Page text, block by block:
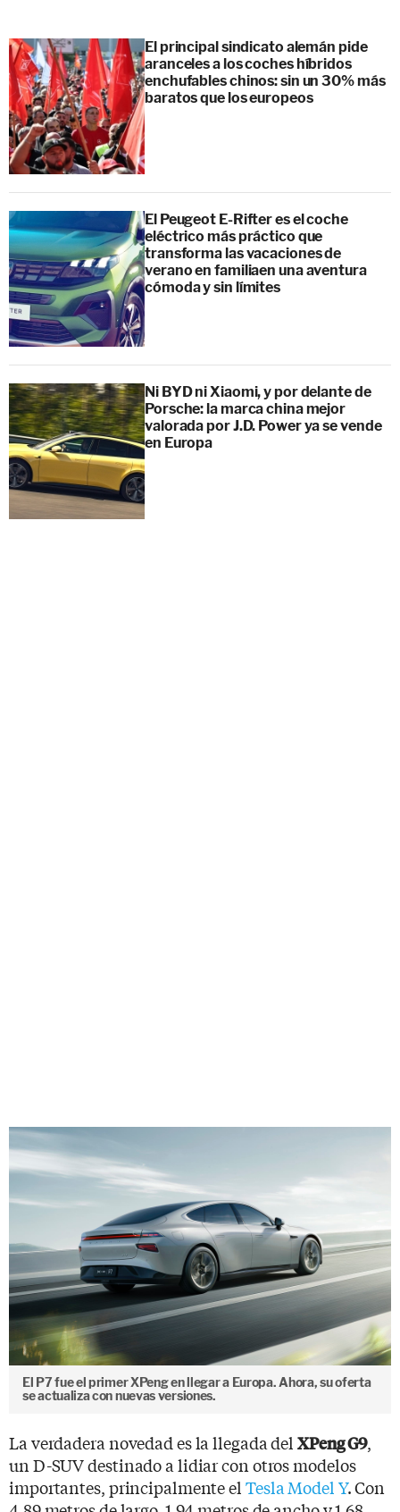
El principal sindicato alemán pide
aranceles a los coches híbridos
enchufables chinos: sin un 30% más
baratos que los europeos
El Peugeot E-Rifter es el coche
eléctrico más práctico que
transforma las vacaciones de
verano en familiaen una aventura
cómoda y sin límites
Ni BYD ni Xiaomi, y por delante de
Porsche: la marca china mejor
valorada por J.D. Power ya se vende
en Europa
El P7 fue el primer XPeng en llegar a Europa. Ahora, su oferta
se actualiza con nuevas versiones.
La verdadera novedad es la llegada delXPeng G9,
un D-SUV destinado a lidiar con otros modelos
importantes, principalmente elTesla Model Y. Con